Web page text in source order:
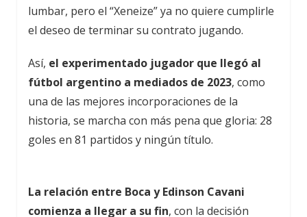
lumbar, pero el “Xeneize” ya no quiere cumplirle
el deseo de terminar su contrato jugando.
Así, el experimentado jugador que llegó al
fútbol argentino a mediados de 2023, como
una de las mejores incorporaciones de la
historia, se marcha con más pena que gloria: 28
goles en 81 partidos y ningún título.
La relación entre Boca y Edinson Cavani
comienza a llegar a su fin, con la decisión